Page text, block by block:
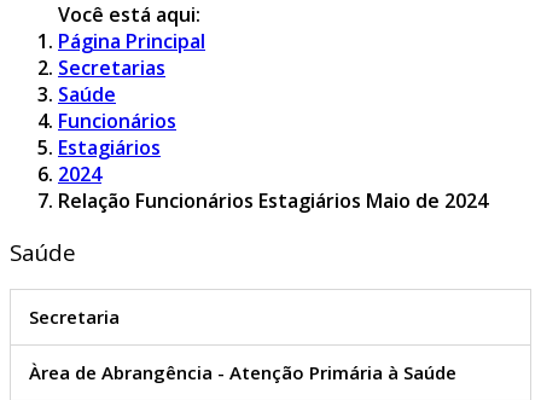
Você está aqui:
Página Principal
Secretarias
Saúde
Funcionários
Estagiários
2024
Relação Funcionários Estagiários Maio de 2024
Saúde
Secretaria
Àrea de Abrangência - Atenção Primária à Saúde